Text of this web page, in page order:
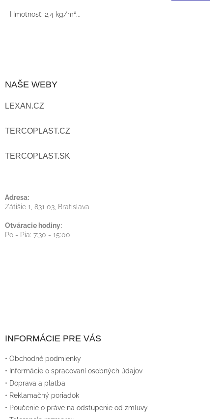
Hmotnosť: 2,4 kg/m²...
Ä
T
NAŠE WEBY
LEXAN.CZ
TERCOPLAST.CZ
TERCOPLAST.SK
Adresa:
Zátišie 1, 831 03, Bratislava
Otváracie hodiny:
Po - Pia: 7:30 - 15:00
INFORMÁCIE PRE VÁS
• Obchodné podmienky
• Informácie o spracovaní osobných údajov
• Doprava a platba
• Reklamačný poriadok
• Poučenie o práve na odstúpenie od zmluvy